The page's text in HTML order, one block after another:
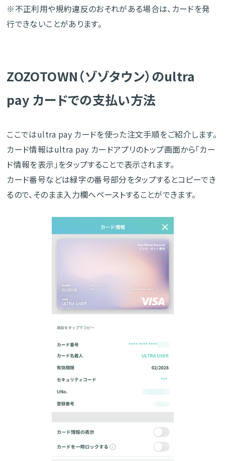
※不正利用や規約違反のおそれがある場合は、カードを発
行できないことがあります。
ZOZOTOWN（ゾゾタウン）のultra
pay カードでの支払い方法
ここではultra pay カードを使った注文手順をご紹介します。
カード情報はultra pay カードアプリのトップ画面から「カー
ド情報を表示」をタップすることで表示されます。
カード番号などは緑字の番号部分をタップするとコピーでき
るので、そのまま入力欄へペーストすることができます。